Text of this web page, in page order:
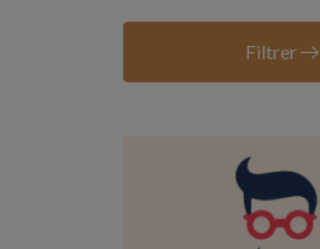
Bas-Rhin
Calvados
Filtrer